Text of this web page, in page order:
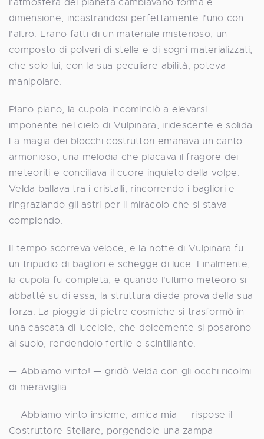
dimensione, incastrandosi perfettamente l'uno con
l'altro. Erano fatti di un materiale misterioso, un
composto di polveri di stelle e di sogni materializzati,
che solo lui, con la sua peculiare abilità, poteva
manipolare.
Piano piano, la cupola incominciò a elevarsi
imponente nel cielo di Vulpinara, iridescente e solida.
La magia dei blocchi costruttori emanava un canto
armonioso, una melodia che placava il fragore dei
meteoriti e conciliava il cuore inquieto della volpe.
Velda ballava tra i cristalli, rincorrendo i bagliori e
ringraziando gli astri per il miracolo che si stava
compiendo.
Il tempo scorreva veloce, e la notte di Vulpinara fu
un tripudio di bagliori e schegge di luce. Finalmente,
la cupola fu completa, e quando l'ultimo meteoro si
abbatté su di essa, la struttura diede prova della sua
forza. La pioggia di pietre cosmiche si trasformò in
una cascata di lucciole, che dolcemente si posarono
al suolo, rendendolo fertile e scintillante.
— Abbiamo vinto! — gridò Velda con gli occhi ricolmi
di meraviglia.
— Abbiamo vinto insieme, amica mia — rispose il
Costruttore Stellare, porgendole una zampa